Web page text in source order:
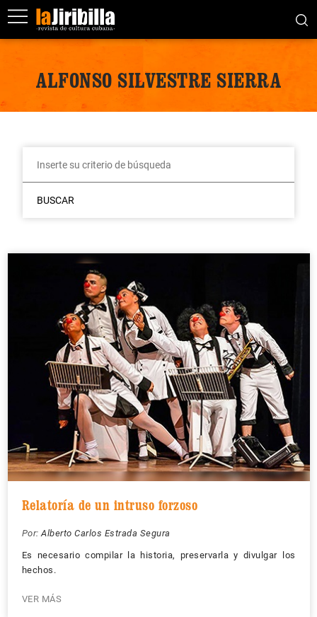
ALFONSO SILVESTRE SIERRA
BUSCAR
Relatoría de un intruso forzoso
Por: Alberto Carlos Estrada Segura
Es necesario compilar la historia, preservarla y divulgar los
hechos.
VER MÁS